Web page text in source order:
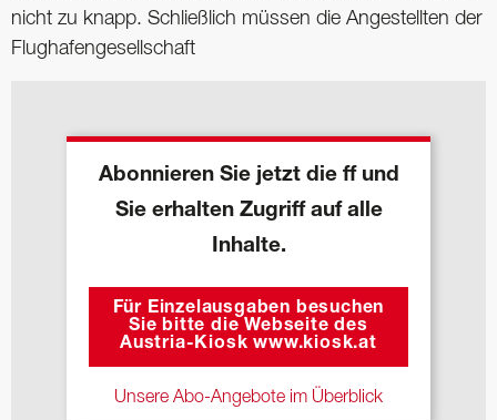
nicht zu knapp. Schließlich müssen die Angestellten der
Flughafengesellschaft
Abonnieren Sie jetzt die ff und
Sie erhalten Zugriff auf alle
Inhalte.
Für Einzelausgaben besuchen
Sie bitte die Webseite des
Austria-Kiosk www.kiosk.at
Unsere Abo-Angebote im Überblick